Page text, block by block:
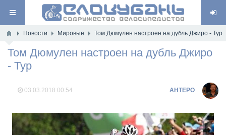
Новости Мировые Том Дюмулен настроен на дубль Джиро - Тур
Том Дюмулен настроен на дубль Джиро
- Тур
03.03.2018 00:54 AHTEPO